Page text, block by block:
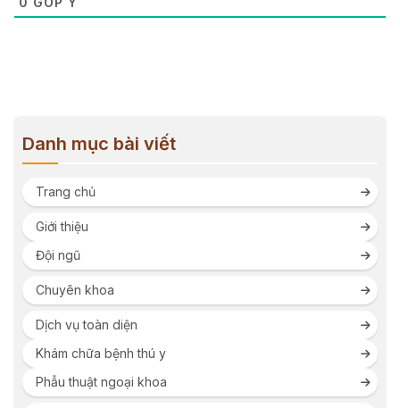
Danh mục bài viết
Trang chủ
Giới thiệu
Đội ngũ
Chuyên khoa
Dịch vụ toàn diện
Khám chữa bệnh thú y
Phẫu thuật ngoại khoa